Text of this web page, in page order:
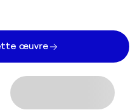
œuvre